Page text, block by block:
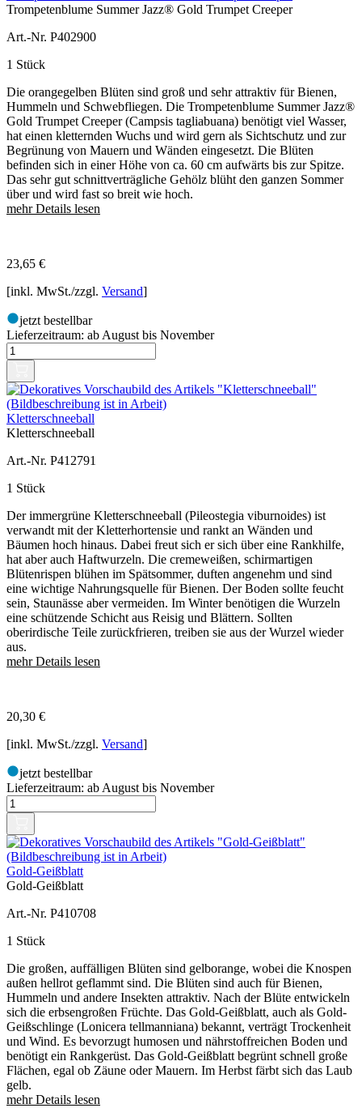
Trompetenblume Summer Jazz® Gold Trumpet Creeper
Art.-Nr. P402900
1 Stück
Die orangegelben Blüten sind groß und sehr attraktiv für Bienen,
Hummeln und Schwebfliegen. Die Trompetenblume Summer Jazz®
Gold Trumpet Creeper (Campsis tagliabuana) benötigt viel Wasser,
hat einen kletternden Wuchs und wird gern als Sichtschutz und zur
Begrünung von Mauern und Wänden eingesetzt. Die Blüten
befinden sich in einer Höhe von ca. 60 cm aufwärts bis zur Spitze.
Das sehr gut schnittverträgliche Gehölz blüht den ganzen Sommer
über und wird fast so breit wie hoch.
mehr Details lesen
23,65 €
[inkl. MwSt./zzgl. Versand]
jetzt bestellbar
Lieferzeitraum: ab August bis November
Kletterschneeball
Kletterschneeball
Art.-Nr. P412791
1 Stück
Der immergrüne Kletterschneeball (Pileostegia viburnoides) ist
verwandt mit der Kletterhortensie und rankt an Wänden und
Bäumen hoch hinaus. Dabei freut sich er sich über eine Rankhilfe,
hat aber auch Haftwurzeln. Die cremeweißen, schirmartigen
Blütenrispen blühen im Spätsommer, duften angenehm und sind
eine wichtige Nahrungsquelle für Bienen. Der Boden sollte feucht
sein, Staunässe aber vermeiden. Im Winter benötigen die Wurzeln
eine schützende Schicht aus Reisig und Blättern. Sollten
oberirdische Teile zurückfrieren, treiben sie aus der Wurzel wieder
aus.
mehr Details lesen
20,30 €
[inkl. MwSt./zzgl. Versand]
jetzt bestellbar
Lieferzeitraum: ab August bis November
Gold-Geißblatt
Gold-Geißblatt
Art.-Nr. P410708
1 Stück
Die großen, auffälligen Blüten sind gelborange, wobei die Knospen
außen hellrot geflammt sind. Die Blüten sind auch für Bienen,
Hummeln und andere Insekten attraktiv. Nach der Blüte entwickeln
sich die erbsengroßen Früchte. Das Gold-Geißblatt, auch als Gold-
Geißschlinge (Lonicera tellmanniana) bekannt, verträgt Trockenheit
und Wind. Es bevorzugt humosen und nährstoffreichen Boden und
benötigt ein Rankgerüst. Das Gold-Geißblatt begrünt schnell große
Flächen, egal ob Zäune oder Mauern. Im Herbst färbt sich das Laub
gelb.
mehr Details lesen